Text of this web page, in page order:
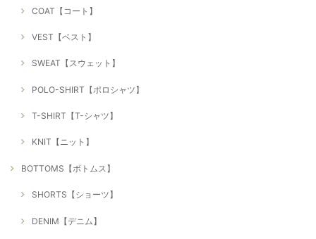
COAT【コート】
VEST【ベスト】
SWEAT【スウェット】
POLO-SHIRT【ポロシャツ】
T-SHIRT【T-シャツ】
KNIT【ニット】
BOTTOMS【ボトムス】
SHORTS【ショーツ】
DENIM【デニム】